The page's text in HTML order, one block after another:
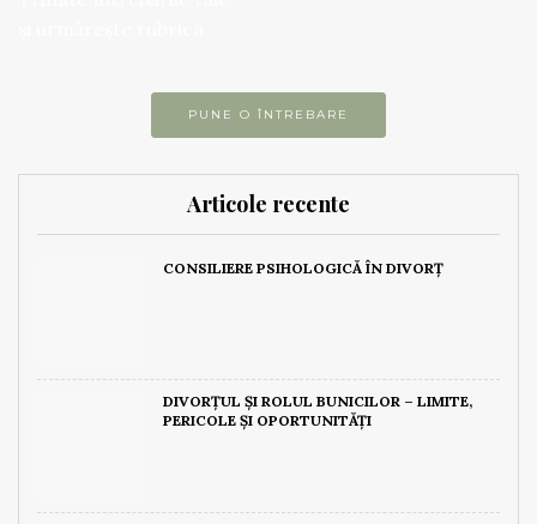
PUNE O ÎNTREBARE
Articole recente
CONSILIERE PSIHOLOGICĂ ÎN DIVORȚ
DIVORȚUL ȘI ROLUL BUNICILOR – LIMITE,
PERICOLE ȘI OPORTUNITĂȚI